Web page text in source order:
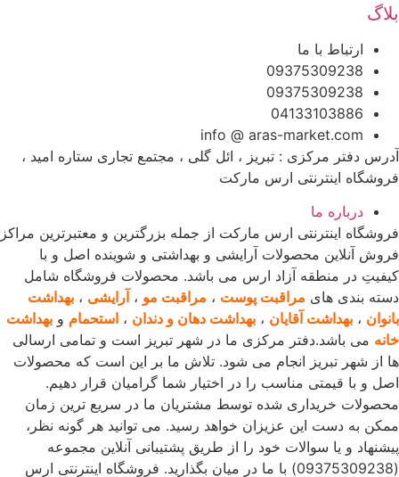
ارتباط با ما
09375309238
09375309238
04133103886
info @ aras-market.com
دفتر مرکزی : تبریز ، ائل گلی ، مجتمع تجاری ستاره امید ،
اینترنتی ارس مارکت
درباره ما
اینترنتی ارس مارکت از جمله بزرگترین و معتبرترین مراکز
آنلاین محصولات آرایشی و بهداشتی و شوینده اصل و با
در منطقه آزاد ارس می باشد. محصولات فروشگاه شامل
بندی های مراقبت پوست، مراقبت مو، آرایشی ، بهداشت
، بهداشت آقایان، بهداشت دهان و دندان، استحمامو بهداشت
می باشد.دفتر مرکزی ما در شهر تبریز است و تمامی ارسالی
از شهر تبریز انجام می شود. تلاش ما بر این است که محصولات
و با قیمتی مناسب را در اختیار شما گرامیان قرار دهیم.
خریداری شده توسط مشتریان ما در سریع ترین زمان
به دست این عزیزان خواهد رسید. می توانید هر گونه نظر،
و یا سوالات خود را از طریق پشتیبانی آنلاین مجموعه
(09375309238) با ما در میان بگذارید. فروشگاه اینترنتی ارس